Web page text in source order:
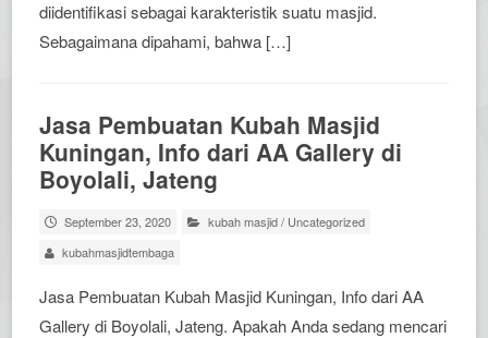
diidentifikasi sebagai karakteristik suatu masjid.
Sebagaimana dipahami, bahwa […]
Jasa Pembuatan Kubah Masjid
Kuningan, Info dari AA Gallery di
Boyolali, Jateng
September 23, 2020 kubah masjid/ Uncategorized
kubahmasjidtembaga
Jasa Pembuatan Kubah Masjid Kuningan, Info dari AA
Gallery di Boyolali, Jateng. Apakah Anda sedang mencari